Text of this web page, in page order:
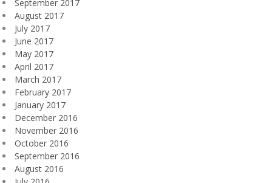
September 2017
August 2017
July 2017
June 2017
May 2017
April 2017
March 2017
February 2017
January 2017
December 2016
November 2016
October 2016
September 2016
August 2016